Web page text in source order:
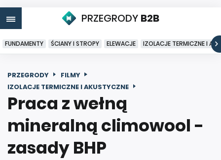
PRZEGRODY B2B
FUNDAMENTY ŚCIANY I STROPY ELEWACJE IZOLACJE TERMICZNE I
PRZEGRODY
FILMY
IZOLACJE TERMICZNE I AKUSTYCZNE
Praca z wełną
mineralną climowool -
zasady BHP